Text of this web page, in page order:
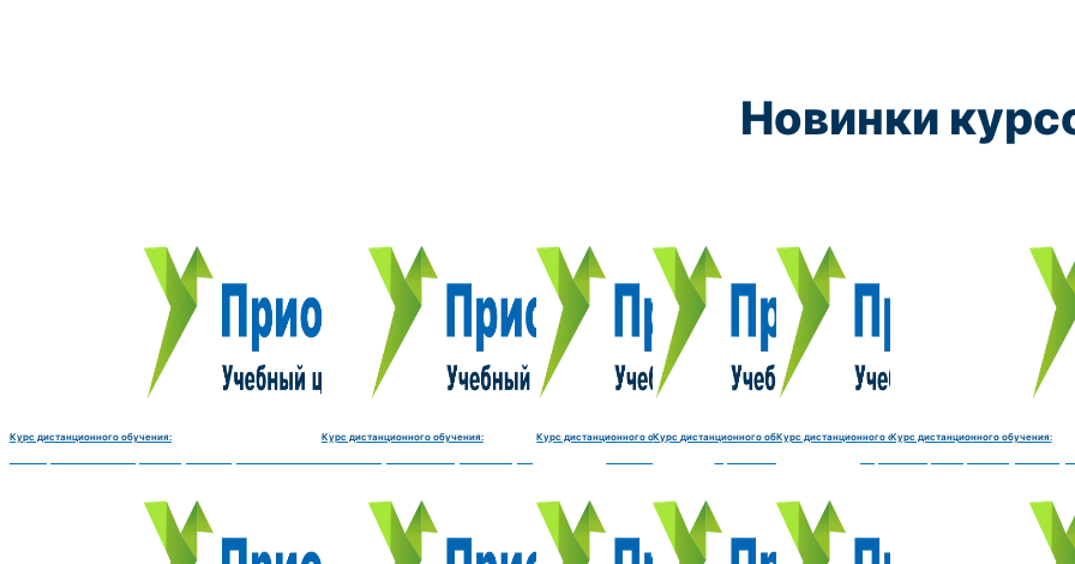
Новинки
Курс дистанционного обучения:
Курс обучения:
Электромеханик по ремонту и обслуживанию
9800 руб.
Курс дистанционного обучения:
Курс обучения:
Чистильщик металла, отливок, изделий и
9800 руб.
Курс дистанционного обучения:
Штамповщик-180 часов
9800 руб.
Курс дистанционного обучения:
Курс
Курс дистанционного обучения:Курс дистанционного обучения: